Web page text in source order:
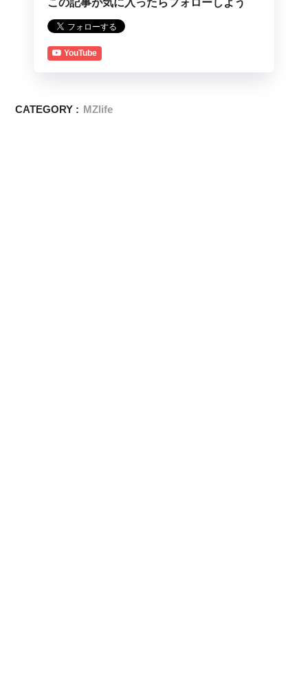
YouTube
CATEGORY : MZlife